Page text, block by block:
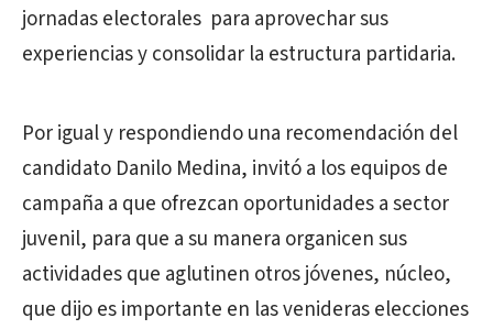
jornadas electorales para aprovechar sus
experiencias y consolidar la estructura partidaria.
Por igual y respondiendo una recomendación del
candidato Danilo Medina, invitó a los equipos de
campaña a que ofrezcan oportunidades a sector
juvenil, para que a su manera organicen sus
actividades que aglutinen otros jóvenes, núcleo,
que dijo es importante en las venideras elecciones